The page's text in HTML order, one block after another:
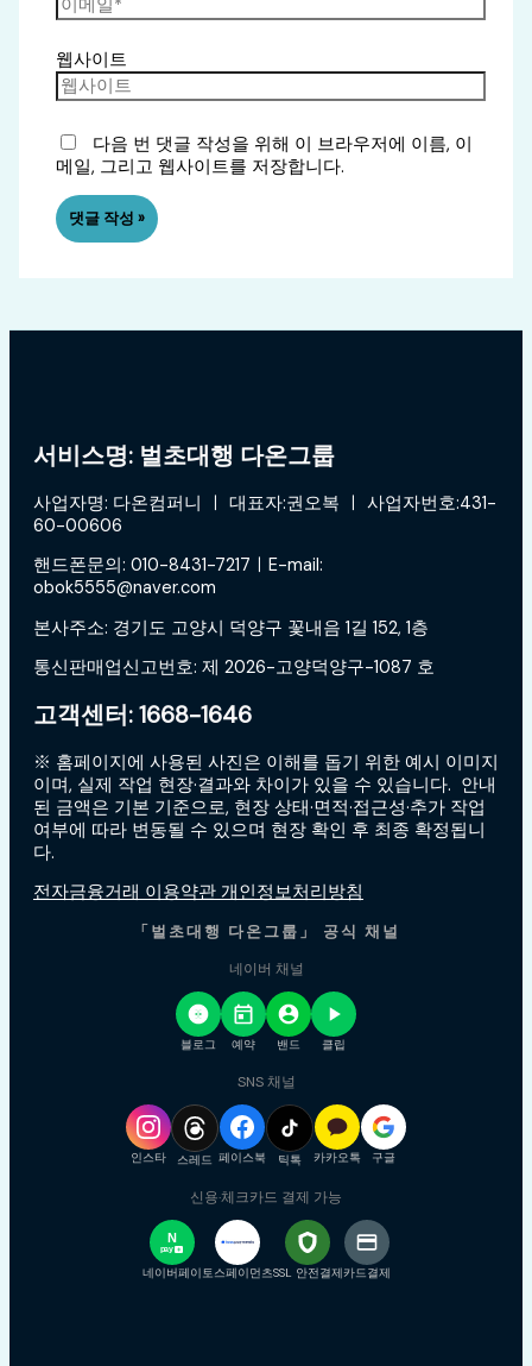
웹사이트
다음 번 댓글 작성을 위해 이 브라우저에 이름, 이
메일, 그리고 웹사이트를 저장합니다.
서비스명: 벌초대행 다온그룹
사업자명: 다온컴퍼니 ㅣ 대표자:권오복 ㅣ 사업자번호:431-
60-00606
핸드폰문의: 010-8431-7217ㅣE-mail:
obok5555@naver.com
본사주소: 경기도 고양시 덕양구 꽃내음 1길 152, 1층
통신판매업신고번호: 제 2026-고양덕양구-1087 호
고객센터: 1668-1646
※ 홈페이지에 사용된 사진은 이해를 돕기 위한 예시 이미지
이며, 실제 작업 현장·결과와 차이가 있을 수 있습니다. 안내
된 금액은 기본 기준으로, 현장 상태·면적·접근성·추가 작업
여부에 따라 변동될 수 있으며 현장 확인 후 최종 확정됩니
다.
전자금융거래 이용약관 개인정보처리방침
「벌초대행 다온그룹」 공식 채널
네이버 채널
블로그 예약 밴드 클립
SNS 채널
인스타 스레드 페이스북 틱톡 카카오톡 구글
신용·체크카드 결제 가능
N
pay +
네이버페이토스페이먼츠SSL 안전결제카드결제